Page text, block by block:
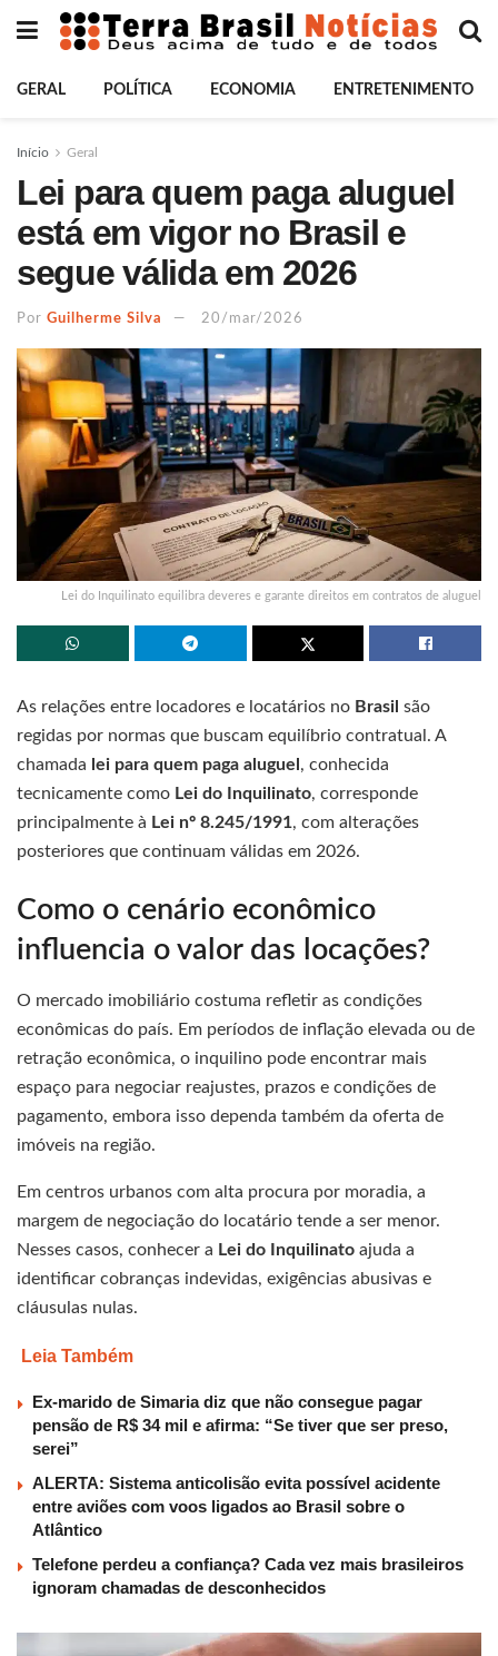
GERAL POLÍTICA ECONOMIA ENTRETENIMENTO
Início Geral
Lei para quem paga aluguel
está em vigor no Brasil e
segue válida em 2026
Por Guilherme Silva 20/mar/2026
Lei do Inquilinato equilibra deveres e garante direitos em contratos de aluguel
As relações entre locadores e locatários no Brasil são
regidas por normas que buscam equilíbrio contratual. A
chamada lei para quem paga aluguel , conhecida
tecnicamente como Lei do Inquilinato, corresponde
principalmente à Lei nº 8.245/1991, com alterações
posteriores que continuam válidas em 2026.
Como o cenário econômico
influencia o valor das locações?
O mercado imobiliário costuma refletir as condições
econômicas do país. Em períodos de inflação elevada ou de
retração econômica, o inquilino pode encontrar mais
espaço para negociar reajustes, prazos e condições de
pagamento, embora isso dependa também da oferta de
imóveis na região.
Em centros urbanos com alta procura por moradia, a
margem de negociação do locatário tende a ser menor.
Nesses casos, conhecer a Lei do Inquilinato ajuda a
identificar cobranças indevidas, exigências abusivas e
cláusulas nulas.
Leia Também
Ex-marido de Simaria diz que não consegue pagar
pensão de R$ 34 mil e afirma: “Se tiver que ser preso,
serei”
ALERTA: Sistema anticolisão evita possível acidente
entre aviões com voos ligados ao Brasil sobre o
Atlântico
Telefone perdeu a confiança? Cada vez mais brasileiros
ignoram chamadas de desconhecidos